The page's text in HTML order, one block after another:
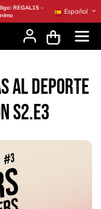
REGAL15 -
Español
al deporte
S2.E3